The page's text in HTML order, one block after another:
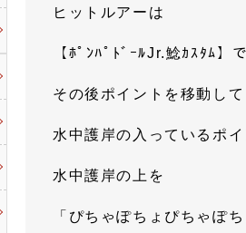
ヒットルアーは
【ﾎﾟﾝﾊﾟﾄﾞｰﾙJr.鯰ｶｽﾀﾑ】
その後ポイントを移動して
水中護岸の入っているポイ
水中護岸の上を
「ぴちゃぽちょぴちゃぽち